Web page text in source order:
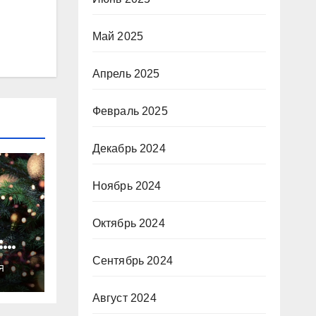
Май 2025
Апрель 2025
Февраль 2025
Декабрь 2024
Ноябрь 2024
Октябрь 2024
Сентябрь 2024
Август 2024